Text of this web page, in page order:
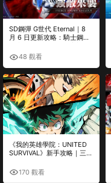
SD鋼彈 G世代 Eternal｜8
月 6 日更新攻略：騎士鋼彈
嗎？活動重點、機體分析與
刷取建議
48 觀看
《我的英雄學院：UNITED
SURVIVAL》新手攻略｜三人
色培養完整解析
170 觀看